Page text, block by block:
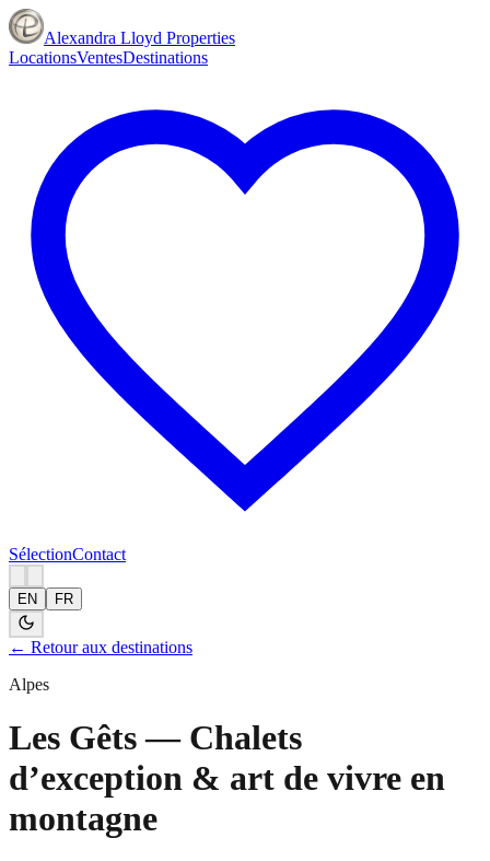
Alexandra Lloyd Properties
LocationsVentesDestinations
SélectionContact
EN FR
← Retour aux destinations
Alpes
Les Gêts — Chalets
d’exception & art de vivre en
montagne